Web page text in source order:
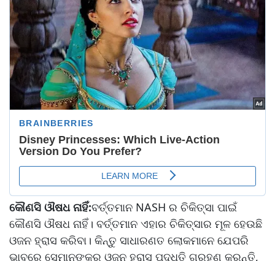
କୌଣସି ଔଷଧ ନାହିଁ:ବର୍ତ୍ତମାନ NASH ର ଚିକିତ୍ସା ପାଇଁ
କୌଣସି ଔଷଧ ନାହିଁ। ବର୍ତ୍ତମାନ ଏହାର ଚିକିତ୍ସାର ମୂଳ ହେଉଛି
ଓଜନ ହ୍ରାସ କରିବା। କିନ୍ତୁ ସାଧାରଣତ ଲୋକମାନେ ଯେପରି
ଭାବରେ ସେମାନଙ୍କର ଓଜନ ହ୍ରାସ ପଦ୍ଧତି ଗ୍ରହଣ କରନ୍ତି,